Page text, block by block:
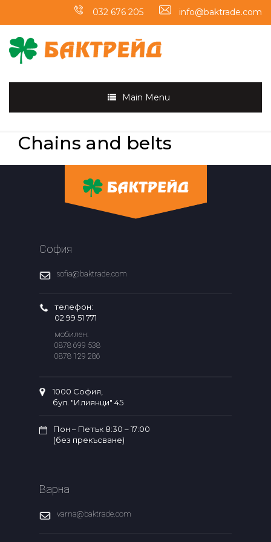
032 676 205 info@baktrade.com
Main Menu
Chains and belts
София
sofia@baktrade.com
телефон:
02 99 51 771
мобилен:
0878 699 538
0878 129 286
1000 София,
бул. "Илиянци" 45
Пон – Петък 8:30 – 17:00
(без прекъсване)
Варна
varna@baktrade.com